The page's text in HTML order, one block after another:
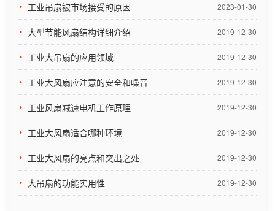
是专门为食堂、候车室、展览厅、大型超市
等空间较大的场所使用。作为一名及格的采
购员，原则是为公司采购质量好并且价格合
适的产品，那么产品结构是很重要的一点。
一、驱动装置工...
工业吊扇被市场接受的原因 2023-01-30
大型节能风扇结构详细介绍 2019-12-30
工业大吊扇的应用领域 2019-12-30
工业大风扇应注意的安全和噪音 2019-12-30
工业风扇减速电机工作原理 2019-12-30
工业大风扇适合哪种环境 2019-12-30
工业大风扇的亮点和突出之处 2019-12-30
大吊扇的功能实用性 2019-12-30
大型工业风扇的优缺点
工业大型风扇的优点:1.除空气分层外，节能效果显着；2.
安全性；3.微风自然，舒适的感觉；4.超大的空气循环
场；5.集通风降温于一体，除湿防霉；6.无级送风模式，
适应不同专业需求；7.静音操作大型工业风扇，安静无